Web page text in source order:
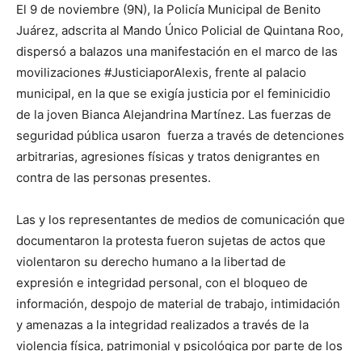
El 9 de noviembre (9N), la Policía Municipal de Benito
Juárez, adscrita al Mando Único Policial de Quintana Roo,
dispersó a balazos una manifestación en el marco de las
movilizaciones #JusticiaporAlexis, frente al palacio
municipal, en la que se exigía justicia por el feminicidio
de la joven Bianca Alejandrina Martínez. Las fuerzas de
seguridad pública usaron fuerza a través de detenciones
arbitrarias, agresiones físicas y tratos denigrantes en
contra de las personas presentes.
Las y los representantes de medios de comunicación que
documentaron la protesta fueron sujetas de actos que
violentaron su derecho humano a la libertad de
expresión e integridad personal, con el bloqueo de
información, despojo de material de trabajo, intimidación
y amenazas a la integridad realizados a través de la
violencia física, patrimonial y psicológica por parte de los